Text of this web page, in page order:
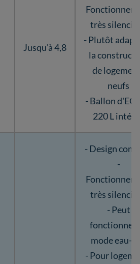
Jusqu'à 4,8
très
- Plutôt
la
de
neufs
- Ballon
220 L
- Design
-
très
- Peut
fonctionner
mode eau-
- Pour